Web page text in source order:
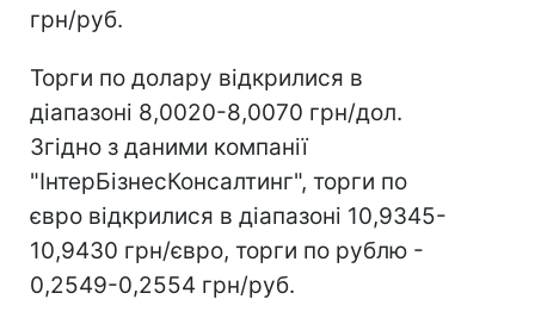
грн/руб.
Торги по долару відкрилися в
діапазоні 8,0020-8,0070 грн/дол.
Згідно з даними компанії
"ІнтерБізнесКонсалтинг", торги по
євро відкрилися в діапазоні 10,9345-
10,9430 грн/євро, торги по рублю -
0,2549-0,2554 грн/руб.